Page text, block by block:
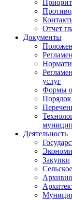
Отчет
Документы
услуг
Формы
Деятельность
Закупки